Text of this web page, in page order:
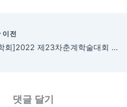
이전
[학회]2022 제23차춘계학술대회 대한안면성형재건학회 현상민원장님 강연
댓글 달기